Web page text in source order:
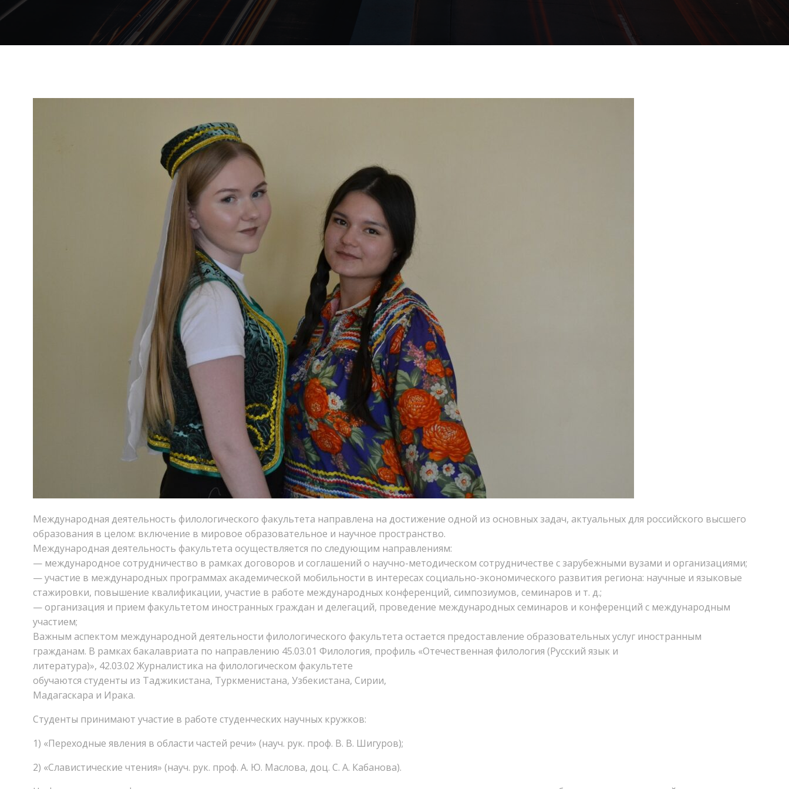
Международная деятельность филологического факультета направлена на достижение одной из основных задач, актуальных для российского высшего
образования в целом: включение в мировое образовательное и научное пространство.
Международная деятельность факультета осуществляется по следующим направлениям:
— международное сотрудничество в рамках договоров и соглашений о научно-методическом сотрудничестве с зарубежными вузами и организациями;
— участие в международных программах академической мобильности в интересах социально-экономического развития региона: научные и языковые
стажировки, повышение квалификации, участие в работе международных конференций, симпозиумов, семинаров и т. д.;
— организация и прием факультетом иностранных граждан и делегаций, проведение международных семинаров и конференций с международным
участием;
Важным аспектом международной деятельности филологического факультета остается предоставление образовательных услуг иностранным
гражданам. В рамках бакалавриата по направлению 45.03.01 Филология, профиль «Отечественная филология (Русский язык и
литература)», 42.03.02 Журналистика на филологическом факультете
обучаются студенты из Таджикистана, Туркменистана, Узбекистана, Сирии,
Мадагаскара и Ирака.
Студенты принимают участие в работе студенческих научных кружков:
1) «Переходные явления в области частей речи» (науч. рук. проф. В. В. Шигуров);
2) «Славистические чтения» (науч. рук. проф. А. Ю. Маслова, доц. С. А. Кабанова).